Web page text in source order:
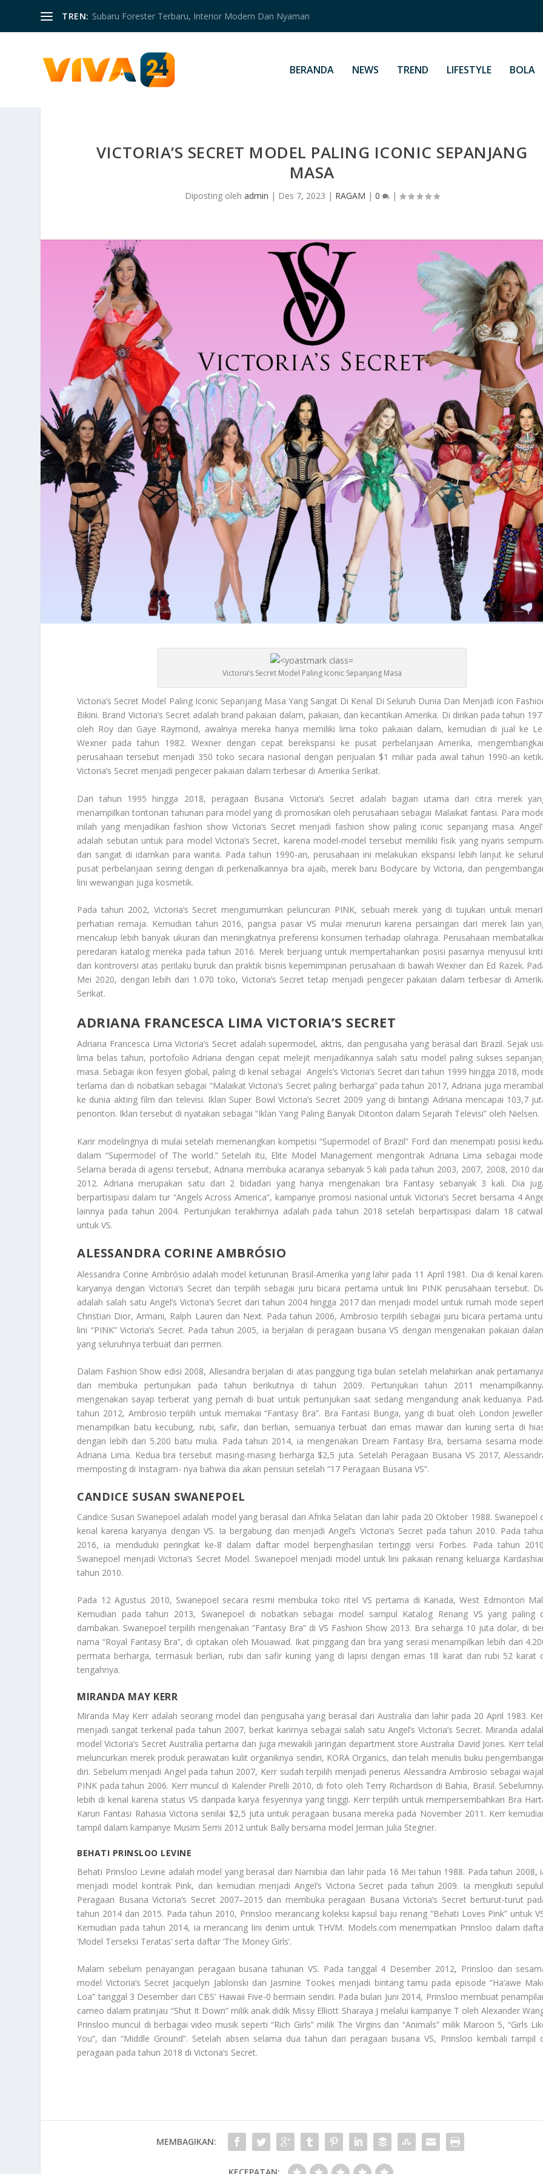
TREN: Subaru Forester Terbaru, Interior Modern Dan Nyaman
BERANDA NEWS TREND LIFESTYLE BOLA
VICTORIA’S SECRET MODEL PALING ICONIC SEPANJANG
MASA
Diposting oleh admin | Des 7, 2023 | RAGAM | 0 |
Victoria’s Secret Model Paling Iconic Sepanjang Masa
Victoria’s Secret Model Paling Iconic Sepanjang Masa Yang Sangat Di Kenal Di Seluruh Dunia Dan Menjadi Icon
Bikini. Brand Victoria’s Secretadalah brand pakaian dalam, pakaian, dan kecantikan Amerika. Di dirikan pada tahun
oleh Roy dan Gaye Raymond, awalnya mereka hanya memiliki lima toko pakaian dalam, kemudian di jual ke
Wexner pada tahun 1982. Wexner dengan cepat berekspansi ke pusat perbelanjaan Amerika,
perusahaan tersebut menjadi 350 toko secara nasional dengan penjualan $1 miliar pada awal tahun 1990-an
Victoria’s Secret menjadi pengecer pakaian dalam terbesar di Amerika Serikat.
Dari tahun 1995 hingga 2018, peragaan Busana Victoria’s Secret adalah bagian utama dari citra merek
menampilkan tontonan tahunan para model yang di promosikan oleh perusahaan sebagai Malaikat fantasi. Para
inilah yang menjadikan fashion show Victoria’s Secret menjadi fashion show paling iconic sepanjang masa.
adalah sebutan untuk para model Victoria’s Secret, karena model-model tersebut memiliki fisik yang nyaris
dan sangat di idamkan para wanita. Pada tahun 1990-an, perusahaan ini melakukan ekspansi lebih lanjut ke
pusat perbelanjaan seiring dengan di perkenalkannya bra ajaib, merek baru Bodycare by Victoria, dan
lini wewangian juga kosmetik.
Pada tahun 2002, Victoria’s Secret mengumumkan peluncuran PINK, sebuah merek yang di tujukan untuk
perhatian remaja. Kemudian tahun 2016, pangsa pasar VS mulai menurun karena persaingan dari merek lain
mencakup lebih banyak ukuran dan meningkatnya preferensi konsumen terhadap olahraga. Perusahaan
peredaran katalog mereka pada tahun 2016. Merek berjuang untuk mempertahankan posisi pasarnya menyusul
dan kontroversi atas perilaku buruk dan praktik bisnis kepemimpinan perusahaan di bawah Wexner dan Ed Razek.
Mei 2020, dengan lebih dari 1.070 toko, Victoria’s Secret tetap menjadi pengecer pakaian dalam terbesar di
Serikat.
ADRIANA FRANCESCA LIMA VICTORIA’S SECRET
Adriana Francesca Lima Victoria’s Secretadalah supermodel, aktris, dan pengusaha yang berasal dari Brazil. Sejak
lima belas tahun, portofolio Adriana dengan cepat melejit menjadikannya salah satu model paling sukses
masa. Sebagai ikon fesyen global, paling di kenal sebagai Angels’s Victoria’s Secret dari tahun 1999 hingga 2018,
terlama dan di nobatkan sebagai “Malaikat Victoria’s Secret paling berharga” pada tahun 2017, Adriana juga
ke dunia akting film dan televisi. Iklan Super Bowl Victoria’s Secret 2009 yang di bintangi Adriana mencapai 103,7
penonton. Iklan tersebut di nyatakan sebagai “Iklan Yang Paling Banyak Ditonton dalam Sejarah Televisi” oleh Nielsen.
Karir modelingnya di mulai setelah memenangkan kompetisi “Supermodel of Brazil” Ford dan menempati posisi
dalam “Supermodel of The world.” Setelah itu, Elite Model Management mengontrak Adriana Lima sebagai
Selama berada di agensi tersebut, Adriana membuka acaranya sebanyak 5 kali pada tahun 2003, 2007, 2008, 2010
2012. Adriana merupakan satu dari 2 bidadari yang hanya mengenakan bra Fantasy sebanyak 3 kali. Dia
berpartisipasi dalam tur “Angels Across America”, kampanye promosi nasional untuk Victoria’s Secret bersama 4
lainnya pada tahun 2004. Pertunjukan terakhirnya adalah pada tahun 2018 setelah berpartisipasi dalam 18
untuk VS.
ALESSANDRA CORINE AMBRÓSIO
Alessandra Corine Ambrósio adalah model keturunan Brasil-Amerika yang lahir pada 11 April 1981. Dia di kenal
karyanya dengan Victoria’s Secret dan terpilih sebagai juru bicara pertama untuk lini PINK perusahaan tersebut.
adalah salah satu Angel’s Victoria’s Secret dari tahun 2004 hingga 2017 dan menjadi model untuk rumah mode
Christian Dior, Armani, Ralph Lauren dan Next. Pada tahun 2006, Ambrosio terpilih sebagai juru bicara pertama
lini “PINK” Victoria’s Secret. Pada tahun 2005, ia berjalan di peragaan busana VS dengan mengenakan pakaian
yang seluruhnya terbuat dari permen.
Dalam Fashion Show edisi 2008, Allesandra berjalan di atas panggung tiga bulan setelah melahirkan anak
dan membuka pertunjukan pada tahun berikutnya di tahun 2009. Pertunjukan tahun 2011
mengenakan sayap terberat yang pernah di buat untuk pertunjukan saat sedang mengandung anak keduanya.
tahun 2012, Ambrosio terpilih untuk memakai “Fantasy Bra”. Bra Fantasi Bunga, yang di buat oleh London
menampilkan batu kecubung, rubi, safir, dan berlian, semuanya terbuat dari emas mawar dan kuning serta di
dengan lebih dari 5.200 batu mulia. Pada tahun 2014, ia mengenakan Dream Fantasy Bra, bersama sesama model
Adriana Lima. Kedua bra tersebut masing-masing berharga $2,5 juta. Setelah Peragaan Busana VS 2017,
memposting di Instagram- nya bahwa dia akan pensiun setelah “17 Peragaan Busana VS”.
CANDICE SUSAN SWANEPOEL
Candice Susan Swanepoel adalah model yang berasal dari Afrika Selatan dan lahir pada 20 Oktober 1988. Swanepoel
kenal karena karyanya dengan VS. Ia bergabung dan menjadi Angel’s Victoria’s Secret pada tahun 2010. Pada
2016, ia menduduki peringkat ke-8 dalam daftar model berpenghasilan tertinggi versi Forbes. Pada tahun
Swanepoel menjadi Victoria’s Secret Model. Swanepoel menjadi model untuk lini pakaian renang keluarga
tahun 2010.
Pada 12 Agustus 2010, Swanepoel secara resmi membuka toko ritel VS pertama di Kanada, West Edmonton
Kemudian pada tahun 2013, Swanepoel di nobatkan sebagai model sampul Katalog Renang VS yang paling
dambakan. Swanepoel terpilih mengenakan “Fantasy Bra” di VS Fashion Show 2013. Bra seharga 10 juta dolar, di
nama “Royal Fantasy Bra”, di ciptakan oleh Mouawad. Ikat pinggang dan bra yang serasi menampilkan lebih dari
permata berharga, termasuk berlian, rubi dan safir kuning yang di lapisi dengan emas 18 karat dan rubi 52 karat
tengahnya.
MIRANDA MAY KERR
Miranda May Kerr adalah seorang model dan pengusaha yang berasal dari Australia dan lahir pada 20 April 1983.
menjadi sangat terkenal pada tahun 2007, berkat karirnya sebagai salah satu Angel’s Victoria’s Secret. Miranda
model Victoria’s Secret Australia pertama dan juga mewakili jaringan department store Australia David Jones. Kerr
meluncurkan merek produk perawatan kulit organiknya sendiri, KORA Organics, dan telah menulis buku
diri. Sebelum menjadi Angel pada tahun 2007, Kerr sudah terpilih menjadi penerus Alessandra Ambrosio sebagai
PINK pada tahun 2006. Kerr muncul di Kalender Pirelli 2010, di foto oleh Terry Richardson di Bahia, Brasil.
lebih di kenal karena status VS daripada karya fesyennya yang tinggi. Kerr terpilih untuk mempersembahkan Bra
Karun Fantasi Rahasia Victoria senilai $2,5 juta untuk peragaan busana mereka pada November 2011. Kerr
tampil dalam kampanye Musim Semi 2012 untuk Bally bersama model Jerman Julia Stegner.
BEHATI PRINSLOO LEVINE
Behati Prinsloo Levine adalah model yang berasal dari Namibia dan lahir pada 16 Mei tahun 1988. Pada tahun 2008,
menjadi model kontrak Pink, dan kemudian menjadi Angel’s Victoria Secret pada tahun 2009. Ia mengikuti
Peragaan Busana Victoria’s Secret 2007–2015 dan membuka peragaan Busana Victoria’s Secret berturut-turut
tahun 2014 dan 2015. Pada tahun 2010, Prinsloo merancang koleksi kapsul baju renang “Behati Loves Pink” untuk
Kemudian pada tahun 2014, ia merancang lini denim untuk THVM. Models.com menempatkan Prinsloo dalam
‘Model Terseksi Teratas’ serta daftar ‘The Money Girls’.
Malam sebelum penayangan peragaan busana tahunan VS. Pada tanggal 4 Desember 2012, Prinsloo dan
model Victoria’s Secret Jacquelyn Jablonski dan Jasmine Tookes menjadi bintang tamu pada episode “Ha’awe
Loa” tanggal 3 Desember dari CBS’ Hawaii Five-0 bermain sendiri. Pada bulan Juni 2014, Prinsloo membuat
cameo dalam pratinjau “Shut It Down” milik anak didik Missy Elliott Sharaya J melalui kampanye T oleh Alexander
Prinsloo muncul di berbagai video musik seperti “Rich Girls” milik The Virgins dan “Animals” milik Maroon 5, “Girls
You”, dan “Middle Ground”. Setelah absen selama dua tahun dari peragaan busana VS, Prinsloo kembali tampil
peragaan pada tahun 2018 diVictoria’s Secret.
MEMBAGIKAN: